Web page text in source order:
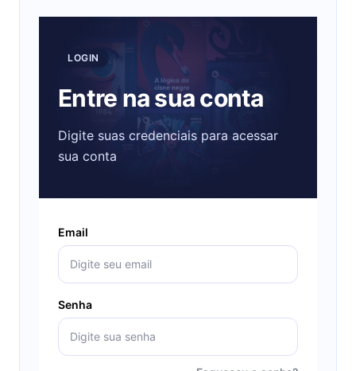
LOGIN
Entre na sua conta
Digite suas credenciais para acessar
sua conta
Email
Senha